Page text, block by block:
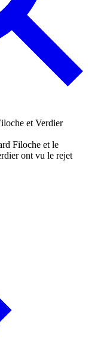
Filoche et le
ont vu le rejet